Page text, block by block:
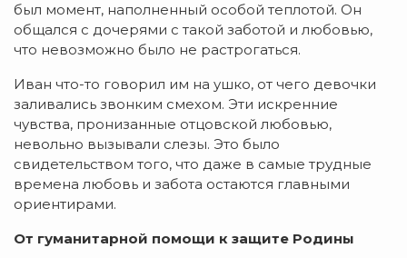
был момент, наполненный особой теплотой. Он
общался с дочерями с такой заботой и любовью,
что невозможно было не растрогаться.
Иван что-то говорил им на ушко, от чего девочки
заливались звонким смехом. Эти искренние
чувства, пронизанные отцовской любовью,
невольно вызывали слезы. Это было
свидетельством того, что даже в самые трудные
времена любовь и забота остаются главными
ориентирами.
От гуманитарной помощи к защите Родины